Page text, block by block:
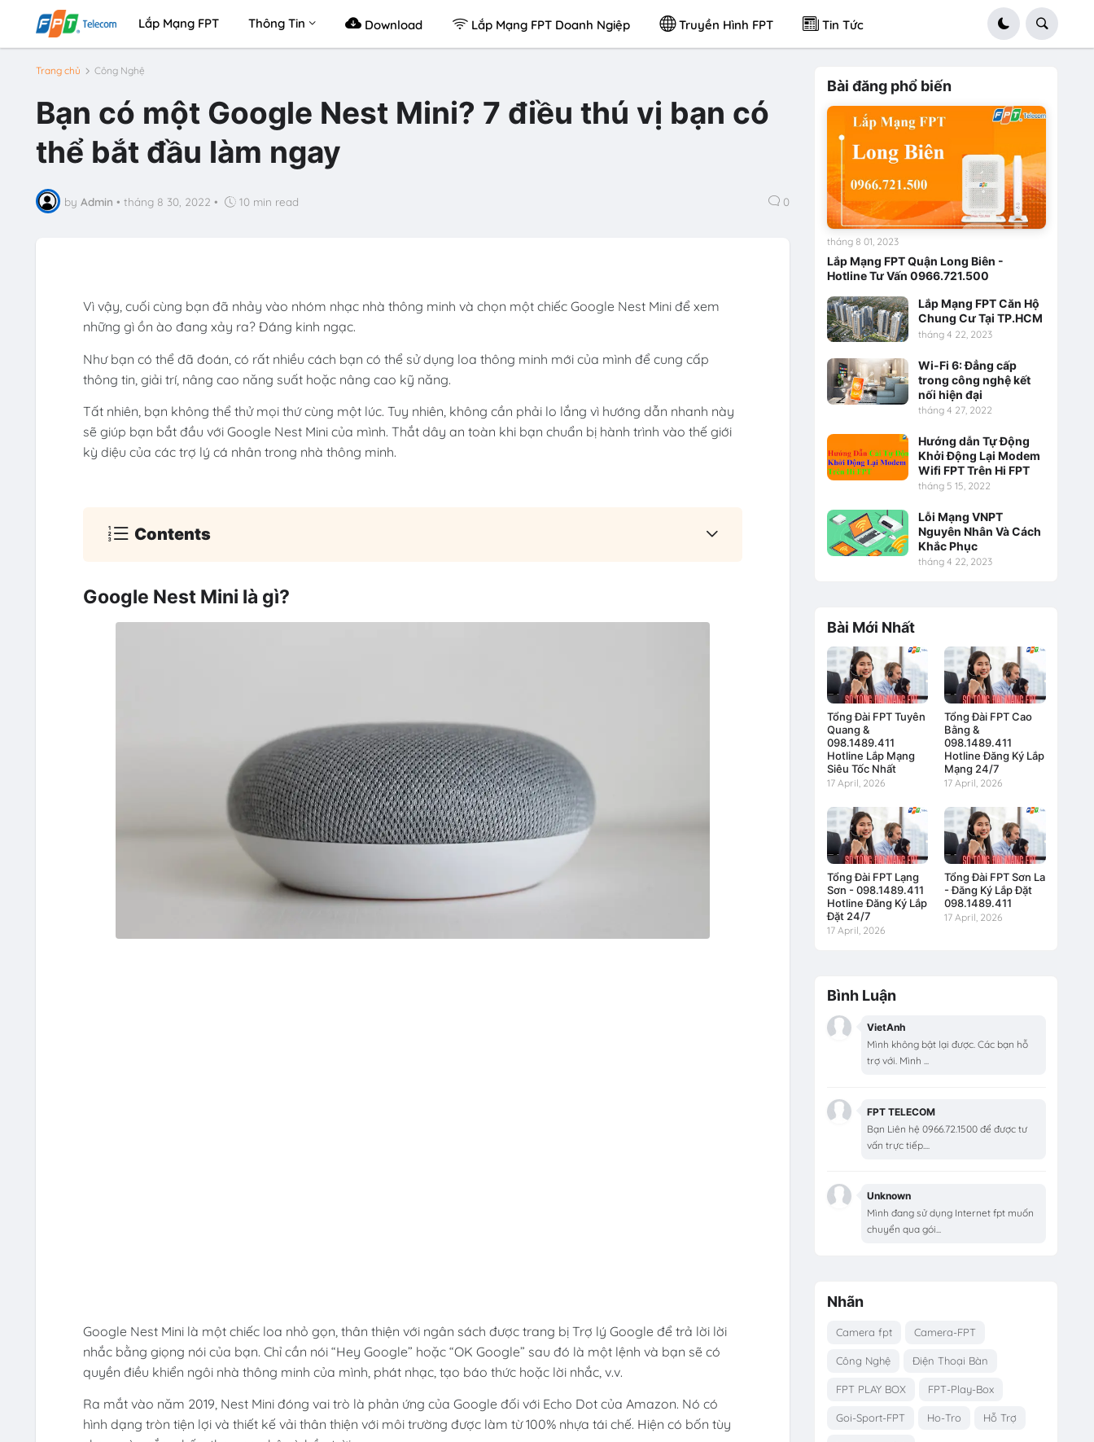
Lắp Mạng FPT Thông Tin Download Lắp Mạng FPT Doanh Ngiệp Truyền Hình FPT Tin Tức
Trang chủ Công Nghệ
Bạn có một Google Nest Mini? 7 điều thú vị bạn có
thể bắt đầu làm ngay
by Admin • tháng 8 30, 2022 • 10 min read 0
Vì vậy, cuối cùng bạn đã nhảy vào nhóm nhạc nhà thông minh và chọn một chiếc Google Nest Mini để xem
những gì ồn ào đang xảy ra? Đáng kinh ngạc.
Như bạn có thể đã đoán, có rất nhiều cách bạn có thể sử dụng loa thông minh mới của mình để cung cấp
thông tin, giải trí, nâng cao năng suất hoặc nâng cao kỹ năng.
Tất nhiên, bạn không thể thử mọi thứ cùng một lúc. Tuy nhiên, không cần phải lo lắng vì hướng dẫn nhanh này
sẽ giúp bạn bắt đầu với Google Nest Mini của mình. Thắt dây an toàn khi bạn chuẩn bị hành trình vào thế giới
kỳ diệu của các trợ lý cá nhân trong nhà thông minh.
Contents
Google Nest Mini là gì?
Google Nest Mini là một chiếc loa nhỏ gọn, thân thiện với ngân sách được trang bị Trợ lý Google để trả lời lời
nhắc bằng giọng nói của bạn. Chỉ cần nói “Hey Google” hoặc “OK Google” sau đó là một lệnh và bạn sẽ có
quyền điều khiển ngôi nhà thông minh của mình, phát nhạc, tạo báo thức hoặc lời nhắc, v.v.
Ra mắt vào năm 2019, Nest Mini đóng vai trò là phản ứng của Google đối với Echo Dot của Amazon. Nó có
hình dạng tròn tiện lợi và thiết kế vải thân thiện với môi trường được làm từ 100% nhựa tái chế. Hiện có bốn tùy
Bài đăng phổ biến
Lắp Mạng FPT Quận Long Biên -
Hotline Tư Vấn 0966.721.500
tháng 8 01, 2023
Lắp Mạng FPT Căn Hộ
Chung Cư Tại TP.HCM
tháng 4 22, 2023
Wi-Fi 6: Đẳng cấp
trong công nghệ kết
nối hiện đại
tháng 4 27, 2022
Hướng dẫn Tự Động
Khởi Động Lại Modem
Wifi FPT Trên Hi FPT
tháng 5 15, 2022
Lỗi Mạng VNPT
Nguyên Nhân Và Cách
Khắc Phục
tháng 4 22, 2023
Bài Mới Nhất
Tổng Đài FPT Tuyên
Quang &
098.1489.411
Hotline Lắp Mạng
Siêu Tốc Nhất
17 April, 2026
Tổng Đài FPT Cao
Bằng &
098.1489.411
Hotline Đăng Ký Lắp
Mạng 24/7
17 April, 2026
Tổng Đài FPT Lạng
Sơn - 098.1489.411
Hotline Đăng Ký Lắp
Đặt 24/7
17 April, 2026
Tổng Đài FPT Sơn La
- Đăng Ký Lắp Đặt
098.1489.411
17 April, 2026
Bình Luận
VietAnh
Mình không bật lại được. Các bạn hỗ
trợ với. Mình ...
FPT TELECOM
Bạn Liên hệ 0966.72.1500 để được tư
vấn trực tiếp....
Unknown
Mình đang sử dụng Internet fpt muốn
chuyển qua gói...
Nhãn
Camera fpt Camera-FPT
Công Nghệ Điện Thoại Bàn
FPT PLAY BOX FPT-Play-Box
Goi-Sport-FPT Ho-Tro Hỗ Trợ